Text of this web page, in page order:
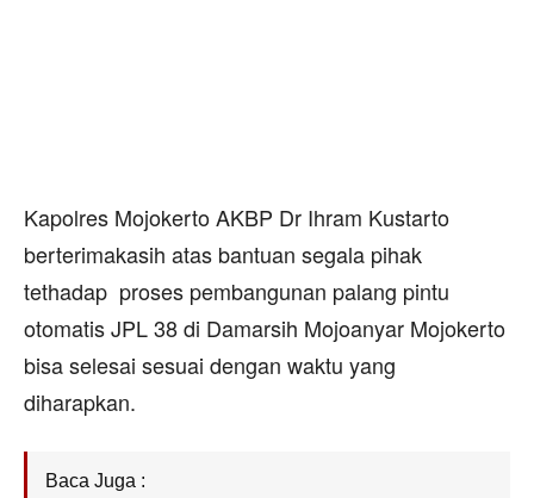
Kapolres Mojokerto AKBP Dr Ihram Kustarto
berterimakasih atas bantuan segala pihak
tethadap proses pembangunan palang pintu
otomatis JPL 38 di Damarsih Mojoanyar Mojokerto
bisa selesai sesuai dengan waktu yang
diharapkan.
Baca Juga :